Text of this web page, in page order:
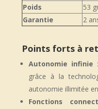
Poids
53
Garantie
2
Points forts à
Autonomie infinie
grâce à la
autonomie illimitée
Fonctions